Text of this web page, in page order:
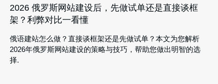
2026 俄罗斯网站建设后，先做试单还是直接谈框
架？利弊对比一看懂
俄语建站怎么做？直接谈框架还是先做试单？本文为您解析
2026年俄罗斯网站建设的策略与技巧，帮助您做出明智的选
择.